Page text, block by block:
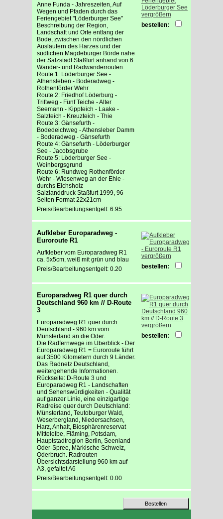
Anne Funda - Jahreszeiten, Auf
Wegen und Pfaden durch das
Feriengebiet "Löderburger See"
Beschreibung der Region,
Landschaft und Orte entlang der
Bode, zwischen den nördlichen
Ausläufern des Harzes und der
südlichen Magdeburger Börde nahe
der Salzstadt Staßfurt anhand von 6
Wander- und Radwanderrouten.
Route 1: Löderburger See -
Athensleben - Boderadweg -
Rothenförder Wehr
Route 2: Friedhof Löderburg -
Triftweg - Fünf Teiche - Alter
Seemann - Kippteich - Laake -
Salzteich - Kreuzteich - Thie
Route 3: Gänsefurth -
Bodedeichweg - Athensleber Damm
- Boderadweg - Gänsefurth
Route 4: Gänsefurth - Löderburger
See - Jacobsgrube
Route 5: Löderburger See -
Weinbergsgrund
Route 6: Rundweg Rothenförder
Wehr - Wiesenweg an der Ehle -
durchs Eichsholz
Salzlanddruck Staßfurt 1999, 96
Seiten Format 22x21cm
Preis/Bearbeitungsentgelt: 6.95
vergrößern
bestellen:
Aufkleber Europaradweg -
Euroroute R1
Aufkleber vom Europaradweg R1
ca. 5x5cm, weiß mit grün und blau
Preis/Bearbeitungsentgelt: 0.20
vergrößern
bestellen:
Europaradweg R1 quer durch
Deutschland 960 km // D-Route
3
Europaradweg R1 quer durch
Deutschland - 960 km vom
Münsterland an die Oder.
Die Radfernwege im Überblick - Der
Europaradweg R1 = Euroroute führt
auf 3500 Kilometern durch 9 Länder.
Das Radnetz Deutschland,
weitergehende Informationen.
Rückseite: D-Route 3 und
Europaradweg R1 - Landschaften
und Sehenswürdigkeiten - Qualität
auf ganzer Linie, eine einzigartige
Radreise quer durch Deutschland:
Münsterland, Teutoburger Wald,
Weserbergland, Niedersachsen,
Harz, Anhalt, Biosphärenreservat
Mittelelbe, Fläming, Potsdam,
Hauptstadtregion Berlin, Seenland
Oder-Spree, Märkische Schweiz,
Oderbruch. Radrouten
Übersichtsdarstellung 960 km auf
A3, gefaltet A6
Preis/Bearbeitungsentgelt: 0.00
vergrößern
bestellen: